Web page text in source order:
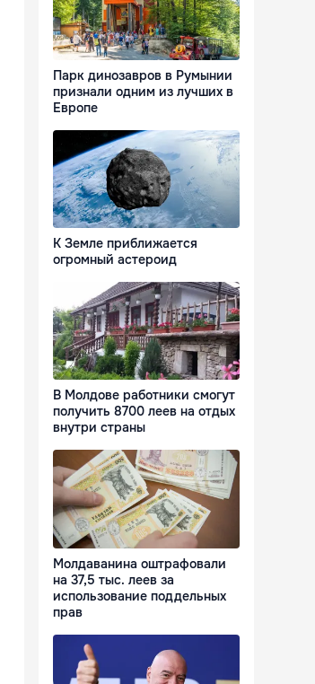
Парк динозавров в Румынии
признали одним из лучших в
Европе
К Земле приближается
огромный астероид
В Молдове работники смогут
получить 8700 леев на отдых
внутри страны
Молдаванина оштрафовали
на 37,5 тыс. леев за
использование поддельных
прав